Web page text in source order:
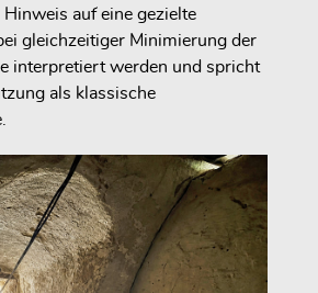
Hinweis auf eine gezielte
gleichzeitiger Minimierung der
interpretiert werden und spricht
als klassische